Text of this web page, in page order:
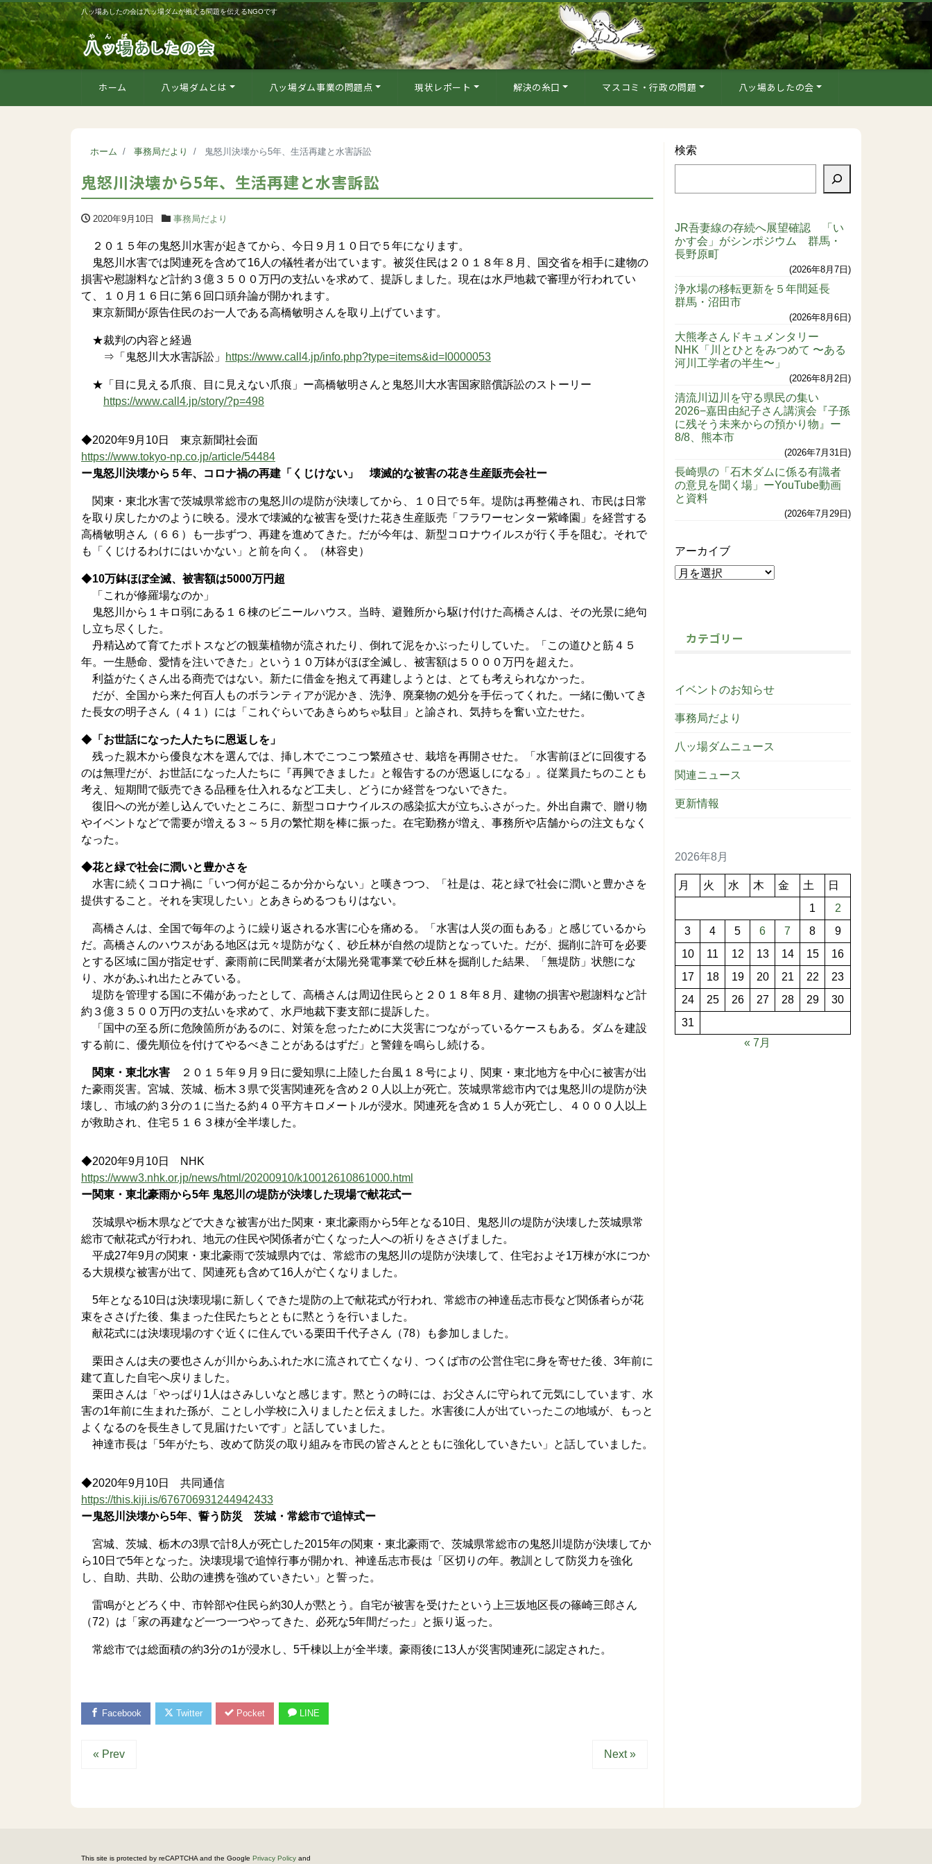
八ッ場あしたの会は八ッ場ダムが抱える問題を伝えるNGOです
ホーム 八ッ場ダムとは 八ッ場ダム事業の問題点 現状レポート 解決の糸口 マスコミ・行政の問題 八ッ場あしたの会
ホーム 事務局だより 鬼怒川決壊から5年、生活再建と水害訴訟
鬼怒川決壊から5年、生活再建と水害訴訟
2020年9月10日 事務局だより
２０１５年の鬼怒川水害が起きてから、今日９月１０日で５年になります。
鬼怒川水害では関連死を含めて16人の犠牲者が出ています。被災住民は２０１８年８月、国交省を相手に建物の
損害や慰謝料など計約３億３５００万円の支払いを求めて、提訴しました。現在は水戸地裁で審理が行われてい
て、１０月１６日に第６回口頭弁論が開かれます。
東京新聞が原告住民のお一人である高橋敏明さんを取り上げています。
★裁判の内容と経過
⇒「鬼怒川大水害訴訟」
https://www.call4.jp/info.php?type=items&id=I0000053
★「目に見える爪痕、目に見えない爪痕」ー高橋敏明さんと鬼怒川大水害国家賠償訴訟のストーリー
https://www.call4.jp/story/?p=498
◆2020年9月10日 東京新聞社会面
https://www.tokyo-np.co.jp/article/54484
ー鬼怒川決壊から５年、コロナ禍の再建「くじけない」 壊滅的な被害の花き生産販売会社ー
関東・東北水害で茨城県常総市の鬼怒川の堤防が決壊してから、１０日で５年。堤防は再整備され、市民は日常
を取り戻したかのように映る。浸水で壊滅的な被害を受けた花き生産販売「フラワーセンター紫峰園」を経営する
高橋敏明さん（６６）も一歩ずつ、再建を進めてきた。だが今年は、新型コロナウイルスが行く手を阻む。それで
も「くじけるわけにはいかない」と前を向く。（林容史）
◆10万鉢ほぼ全滅、被害額は5000万円超
「これが修羅場なのか」
鬼怒川から１キロ弱にある１６棟のビニールハウス。当時、避難所から駆け付けた高橋さんは、その光景に絶句
し立ち尽くした。
丹精込めて育てたポトスなどの観葉植物が流されたり、倒れて泥をかぶったりしていた。「この道ひと筋４５
年。一生懸命、愛情を注いできた」という１０万鉢がほぼ全滅し、被害額は５０００万円を超えた。
利益がたくさん出る商売ではない。新たに借金を抱えて再建しようとは、とても考えられなかった。
だが、全国から来た何百人ものボランティアが泥かき、洗浄、廃棄物の処分を手伝ってくれた。一緒に働いてき
た長女の明子さん（４１）には「これぐらいであきらめちゃ駄目」と諭され、気持ちを奮い立たせた。
◆ 「お世話になった人たちに恩返しを」
残った親木から優良な木を選んでは、挿し木でこつこつ繁殖させ、栽培を再開させた。「水害前ほどに回復する
のは無理だが、お世話になった人たちに『再興できました』と報告するのが恩返しになる」。従業員たちのことも
考え、短期間で販売できる品種を仕入れるなど工夫し、どうにか経営をつないできた。
復旧への光が差し込んでいたところに、新型コロナウイルスの感染拡大が立ちふさがった。外出自粛で、贈り物
やイベントなどで需要が増える３～５月の繁忙期を棒に振った。在宅勤務が増え、事務所や店舗からの注文もなく
なった。
◆花と緑で社会に潤いと豊かさを
水害に続くコロナ禍に「いつ何が起こるか分からない」と嘆きつつ、「社是は、花と緑で社会に潤いと豊かさを
提供すること。それを実現したい」とあきらめるつもりはない。
高橋さんは、全国で毎年のように繰り返される水害に心を痛める。「水害は人災の面もある」と感じているから
だ。高橋さんのハウスがある地区は元々堤防がなく、砂丘林が自然の堤防となっていた。だが、掘削に許可を必要
とする区域に国が指定せず、豪雨前に民間業者が太陽光発電事業で砂丘林を掘削した結果、「無堤防」状態にな
り、水があふれ出たとみている。
堤防を管理する国に不備があったとして、高橋さんは周辺住民らと２０１８年８月、建物の損害や慰謝料など計
約３億３５００万円の支払いを求めて、水戸地裁下妻支部に提訴した。
「国中の至る所に危険箇所があるのに、対策を怠ったために大災害につながっているケースもある。ダムを建設
する前に、優先順位を付けてやるべきことがあるはずだ」と警鐘を鳴らし続ける。
関東・東北水害 ２０１５年９月９日に愛知県に上陸した台風１８号により、関東・東北地方を中心に被害が出
た豪雨災害。宮城、茨城、栃木３県で災害関連死を含め２０人以上が死亡。茨城県常総市内では鬼怒川の堤防が決
壊し、市域の約３分の１に当たる約４０平方キロメートルが浸水。関連死を含め１５人が死亡し、４０００人以上
が救助され、住宅５１６３棟が全半壊した。
◆2020年9月10日 NHK
https://www3.nhk.or.jp/news/html/20200910/k10012610861000.html
ー関東・東北豪雨から5年 鬼怒川の堤防が決壊した現場で献花式ー
茨城県や栃木県などで大きな被害が出た関東・東北豪雨から5年となる10日、鬼怒川の堤防が決壊した茨城県常
総市で献花式が行われ、地元の住民や関係者が亡くなった人への祈りをささげました。
平成27年9月の関東・東北豪雨で茨城県内では、常総市の鬼怒川の堤防が決壊して、住宅およそ1万棟が水につか
る大規模な被害が出て、関連死も含めて16人が亡くなりました。
5年となる10日は決壊現場に新しくできた堤防の上で献花式が行われ、常総市の神達岳志市長など関係者らが花
束をささげた後、集まった住民たちとともに黙とうを行いました。
献花式には決壊現場のすぐ近くに住んでいる栗田千代子さん（78）も参加しました。
栗田さんは夫の要也さんが川からあふれた水に流されて亡くなり、つくば市の公営住宅に身を寄せた後、3年前に
建て直した自宅へ戻りました。
栗田さんは「やっぱり1人はさみしいなと感じます。黙とうの時には、お父さんに守られて元気にしています、水
害の1年前に生まれた孫が、ことし小学校に入りましたと伝えました。水害後に人が出ていったこの地域が、もっと
よくなるのを長生きして見届けたいです」と話していました。
神達市長は「5年がたち、改めて防災の取り組みを市民の皆さんとともに強化していきたい」と話していました。
◆2020年9月10日 共同通信
https://this.kiji.is/676706931244942433
ー鬼怒川決壊から5年、誓う防災 茨城・常総市で追悼式ー
宮城、茨城、栃木の3県で計8人が死亡した2015年の関東・東北豪雨で、茨城県常総市の鬼怒川堤防が決壊してか
ら10日で5年となった。決壊現場で追悼行事が開かれ、神達岳志市長は「区切りの年。教訓として防災力を強化
し、自助、共助、公助の連携を強めていきたい」と誓った。
雷鳴がとどろく中、市幹部や住民ら約30人が黙とう。自宅が被害を受けたという上三坂地区長の篠崎三郎さん
（72）は「家の再建など一つ一つやってきた、必死な5年間だった」と振り返った。
常総市では総面積の約3分の1が浸水し、5千棟以上が全半壊。豪雨後に13人が災害関連死に認定された。
Facebook Twitter Pocket LINE
« Prev Next »
検索
JR吾妻線の存続へ展望確認 「い
かす会」がシンポジウム 群馬・
長野原町
2026年8月7日
浄水場の移転更新を５年間延長
群馬・沼田市
2026年8月6日
大熊孝さんドキュメンタリー
NHK「川とひとをみつめて 〜ある
河川工学者の半生〜」
2026年8月2日
清流川辺川を守る県民の集い
2026−嘉田由紀子さん講演会『子孫
に残そう未来からの預かり物』ー
8/8、熊本市
2026年7月31日
長崎県の「石木ダムに係る有識者
の意見を聞く場」ーYouTube動画
と資料
2026年7月29日
アーカイブ
カテゴリー
イベントのお知らせ
事務局だより
八ッ場ダムニュース
関連ニュース
更新情報
2026年8月
月 火 水 木 金 土
日
1
2
3
4 5 6 7 8
9
10
11 12 13 14 15
16
17
18 19 20 21 22
23
24
25 26 27 28 29
30
31
« 7月
This site is protected by reCAPTCHA and the Google Privacy Policy and